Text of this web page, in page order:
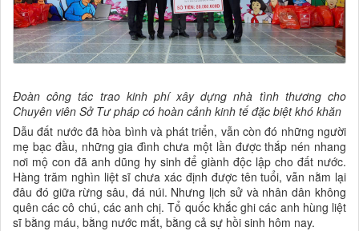
Đoàn công tác trao kinh phí xây dựng nhà tình thương cho
Chuyên viên Sở Tư pháp có hoàn cảnh kinh tế đặc biệt khó khăn
Dẫu đất nước đã hòa bình và phát triển, vẫn còn đó những người
mẹ bạc đầu, những gia đình chưa một lần được thắp nén nhang
nơi mộ con đã anh dũng hy sinh để giành độc lập cho đất nước.
Hàng trăm nghìn liệt sĩ chưa xác định được tên tuổi, vẫn nằm lại
đâu đó giữa rừng sâu, đá núi. Nhưng lịch sử và nhân dân không
quên các cô chú, các anh chị. Tổ quốc khắc ghi các anh hùng liệt
sĩ bằng máu, bằng nước mắt, bằng cả sự hồi sinh hôm nay.